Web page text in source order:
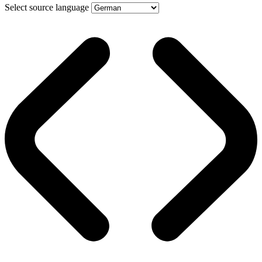
Select source language